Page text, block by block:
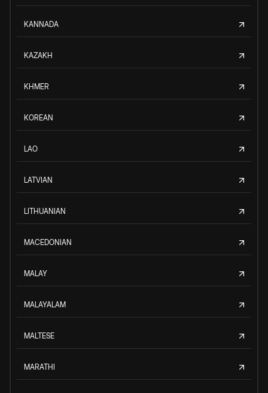
KANNADA
KAZAKH
KHMER
KOREAN
LAO
LATVIAN
LITHUANIAN
MACEDONIAN
MALAY
MALAYALAM
MALTESE
MARATHI